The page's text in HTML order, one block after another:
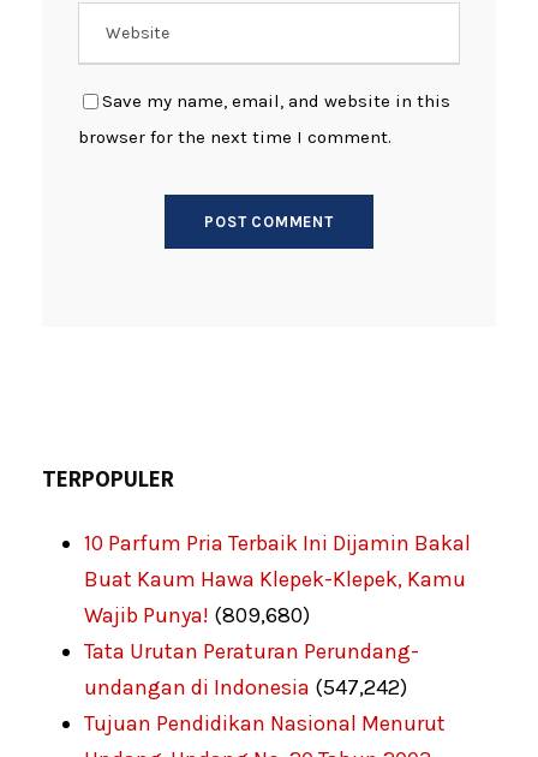
Save my name, email, and website in this
browser for the next time I comment.
TERPOPULER
10 Parfum Pria Terbaik Ini Dijamin Bakal
Buat Kaum Hawa Klepek-Klepek, Kamu
Wajib Punya! (809,680)
Tata Urutan Peraturan Perundang-
undangan di Indonesia (547,242)
Tujuan Pendidikan Nasional Menurut